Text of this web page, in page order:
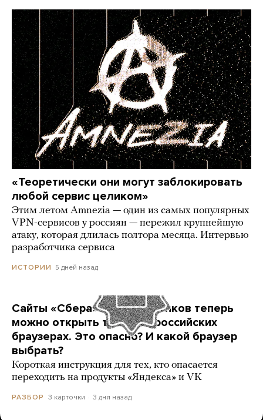
«Теоретически они могут заблокировать
любой сервис целиком»
Этим летом Amnezia — один из самых популярных
VPN-сервисов у россиян — пережил крупнейшую
атаку, которая длилась полтора месяца. Интервью
разработчика сервиса
ИСТОРИИ 5 дней назад
Сайты «Сбера» и других банков теперь
можно открыть только в российских
браузерах. Это опасно? И какой браузер
выбрать?
Короткая инструкция для тех, кто опасается
переходить на продукты «Яндекса» и VK
РАЗБОР 3 карточки 3 дня назад